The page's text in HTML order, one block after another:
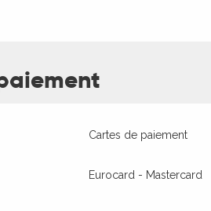
Cartes de paiement
Eurocard - Mastercard